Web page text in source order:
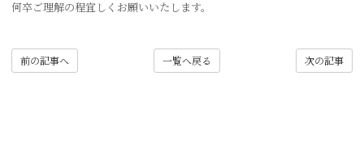
何卒ご理解の程宜しくお願いいたします。
前の記事へ 一覧へ戻る 次の記事